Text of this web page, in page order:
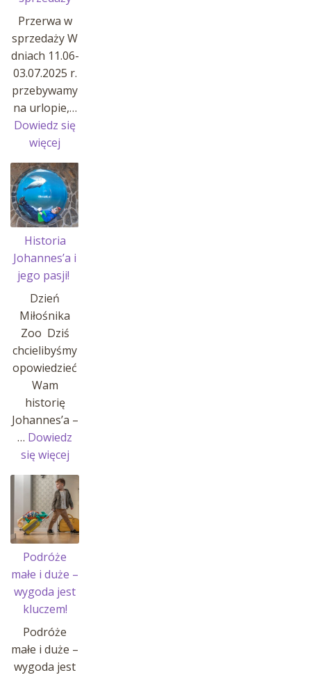
Przerwa w
sprzedaży W
dniach 11.06-
03.07.2025 r.
przebywamy
na urlopie,…
Dowiedz się
więcej
Przerwa
w
sprzedaży
Historia
Johannes’a i
jego pasji!
Dzień
Miłośnika
Zoo Dziś
chcielibyśmy
opowiedzieć
Wam
historię
Johannes’a –
… Dowiedz
się więcej:
Historia
Johannes’a
i
jego
pasji!
Podróże
małe i duże –
wygoda jest
kluczem!
Podróże
małe i duże –
wygoda jest